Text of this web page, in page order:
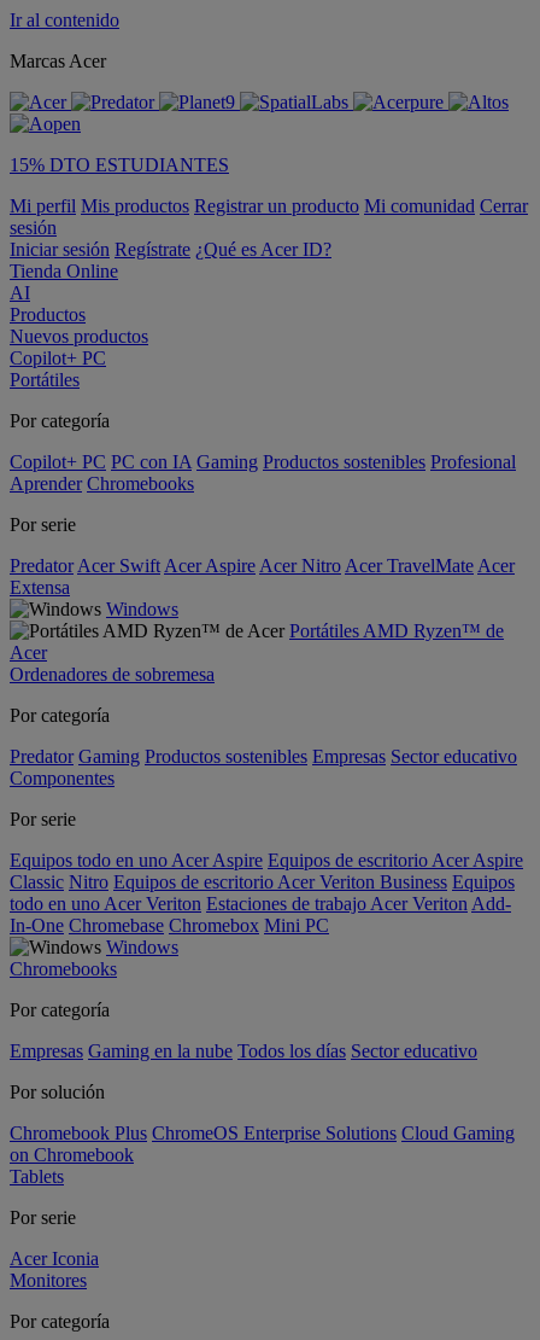
Ir al contenido
Marcas Acer
15% DTO ESTUDIANTES
Mi perfil Mis productos Registrar un producto Mi comunidad Cerrar
sesión
Iniciar sesión Regístrate ¿Qué es Acer ID?
Tienda Online
AI
Productos
Nuevos productos
Copilot+ PC
Portátiles
Por categoría
Copilot+ PC PC con IA Gaming Productos sostenibles Profesional
Aprender Chromebooks
Por serie
Predator Acer Swift Acer Aspire Acer Nitro Acer TravelMate Acer
Extensa
Windows
Portátiles AMD Ryzen™ de
Acer
Ordenadores de sobremesa
Por categoría
Predator Gaming Productos sostenibles Empresas Sector educativo
Componentes
Por serie
Equipos todo en uno Acer Aspire Equipos de escritorio Acer Aspire
Classic Nitro Equipos de escritorio Acer Veriton Business Equipos
todo en uno Acer Veriton Estaciones de trabajo Acer Veriton Add-
In-One Chromebase Chromebox Mini PC
Windows
Chromebooks
Por categoría
Empresas Gaming en la nube Todos los días Sector educativo
Por solución
Chromebook Plus ChromeOS Enterprise Solutions Cloud Gaming
on Chromebook
Tablets
Por serie
Acer Iconia
Monitores
Por categoría